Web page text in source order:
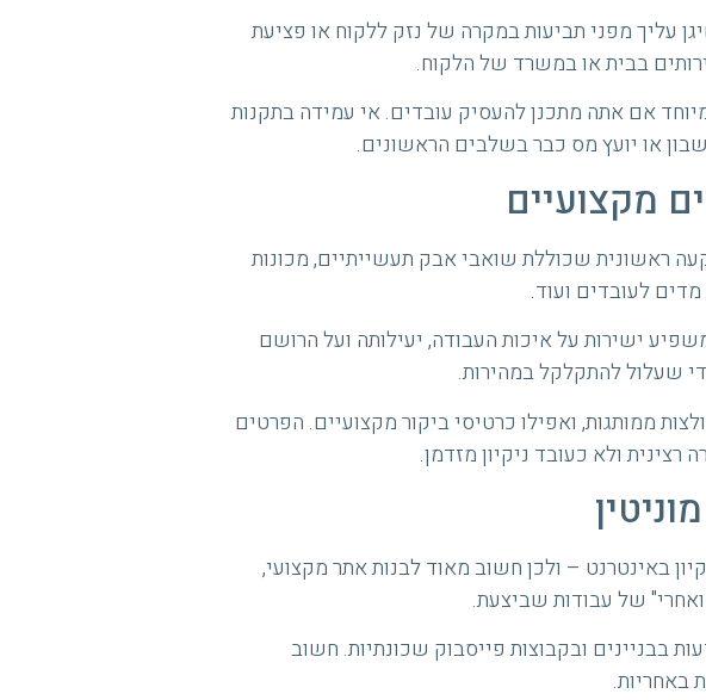
עליך מפני תביעות במקרה של נזק ללקוח או פציעת
בבית או במשרד של הלקוח.
אם אתה מתכנן להעסיק עובדים. אי עמידה בתקנות
או יועץ מס כבר בשלבים הראשונים.
מקצועיים
ראשונית שכוללת שואבי אבק תעשייתיים, מכונות
לעובדים ועוד.
ישירות על איכות העבודה, יעילותה ועל הרושם
שעלול להתקלקל במהירות.
ממותגות, ואפילו כרטיסי ביקור מקצועיים. הפרטים
ולא כעובד ניקיון מזדמן.
באינטרנט – ולכן חשוב מאוד לבנות אתר מקצועי,
ואחרי" של עבודות שביצעת.
בבניינים ובקבוצות פייסבוק שכונתיות. חשוב
באחריות.